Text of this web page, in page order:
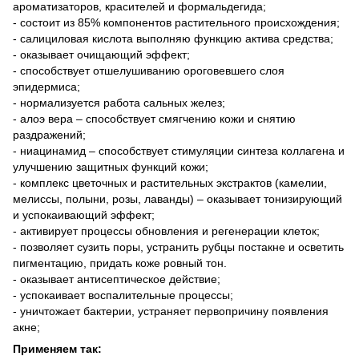
ароматизаторов, красителей и формальдегида;
- состоит из 85% компонентов растительного происхождения;
- салициловая кислота выполняю функцию актива средства;
- оказывает очищающий эффект;
- способствует отшелушиванию ороговевшего слоя
эпидермиса;
- нормализуется работа сальных желез;
- алоэ вера – способствует смягчению кожи и снятию
раздражений;
- ниацинамид – способствует стимуляции синтеза коллагена и
улучшению защитных функций кожи;
- комплекс цветочных и растительных экстрактов (камелии,
мелиссы, полыни, розы, лаванды) – оказывает тонизирующий
и успокаивающий эффект;
- активирует процессы обновления и регенерации клеток;
- позволяет сузить поры, устранить рубцы постакне и осветить
пигментацию, придать коже ровный тон.
- оказывает антисептическое действие;
- успокаивает воспалительные процессы;
- уничтожает бактерии, устраняет первопричину появления
акне;
Применяем так: